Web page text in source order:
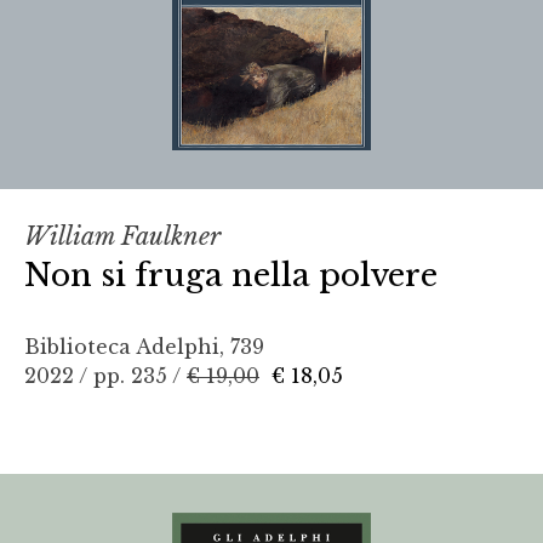
William Faulkner
Non si fruga nella polvere
Biblioteca Adelphi, 739
2022 / pp. 235 / € 19,00 € 18,05